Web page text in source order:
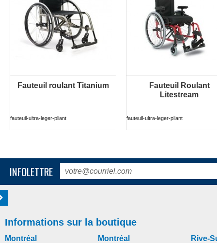
Fauteuil roulant Titanium
fauteuil-ultra-leger-pliant
Fauteuil Roulant
Litestream
fauteuil-ultra-leger-pliant
PLUS D'INFORMATION PLUS D'INFORMATION
INFOLETTRE
Informations sur la boutique
Montréal Montréal Rive-